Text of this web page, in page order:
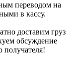
переводом на
в кассу.
доставим груз
обсуждение
получателя!